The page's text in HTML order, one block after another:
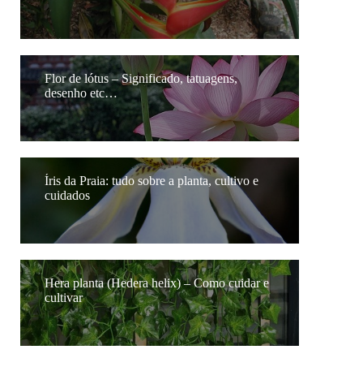
Flor de lótus – Significado, tatuagens,
desenho etc…
Íris da Praia: tudo sobre a planta, cultivo e
cuidados
Hera planta (Hedera helix) – Como cuidar e
cultivar